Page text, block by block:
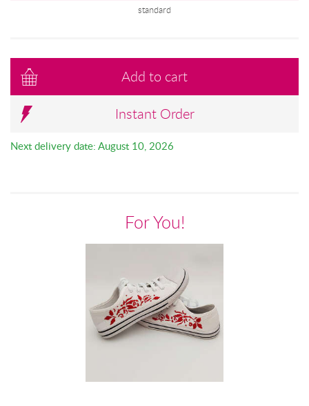
standard
Add to cart
Instant Order
Next delivery date: August 10, 2026
For You!